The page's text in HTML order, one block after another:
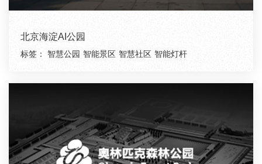
北京海淀AI公园
标签： 智慧公园 智能景区 智慧社区 智能灯杆